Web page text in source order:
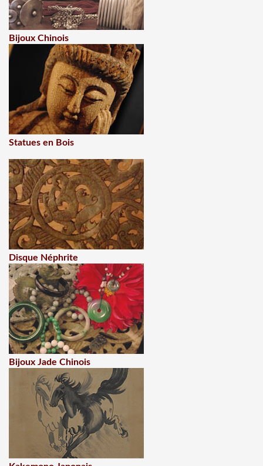
Bijoux Chinois
Statues en Bois
Disque Néphrite
Bijoux Jade Chinois